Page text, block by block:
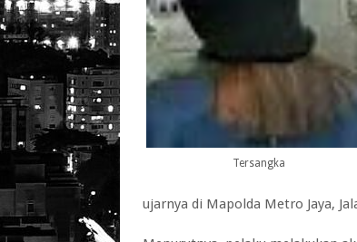
Tersangka
ujarnya di Mapolda Metro Jaya,